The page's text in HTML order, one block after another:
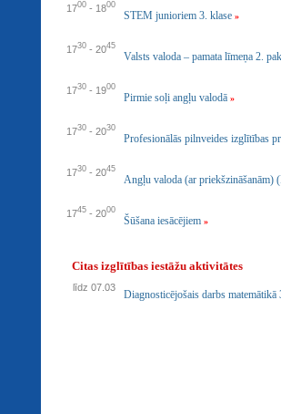
1700 - 1800
STEM junioriem 3. klase »
1730 - 2045
Valsts valoda – pamata līmeņa 2.
1730 - 1900
Pirmie soļi angļu valodā »
1730 - 2030
Profesionālās pilnveides izglītības
1730 - 2045
Angļu valoda (ar priekšzināšanām)
1745 - 2000
Šūšana iesācējiem »
Citas izglītības iestāžu aktivitātes
līdz 07.03
Diagnosticējošais darbs matemātikā